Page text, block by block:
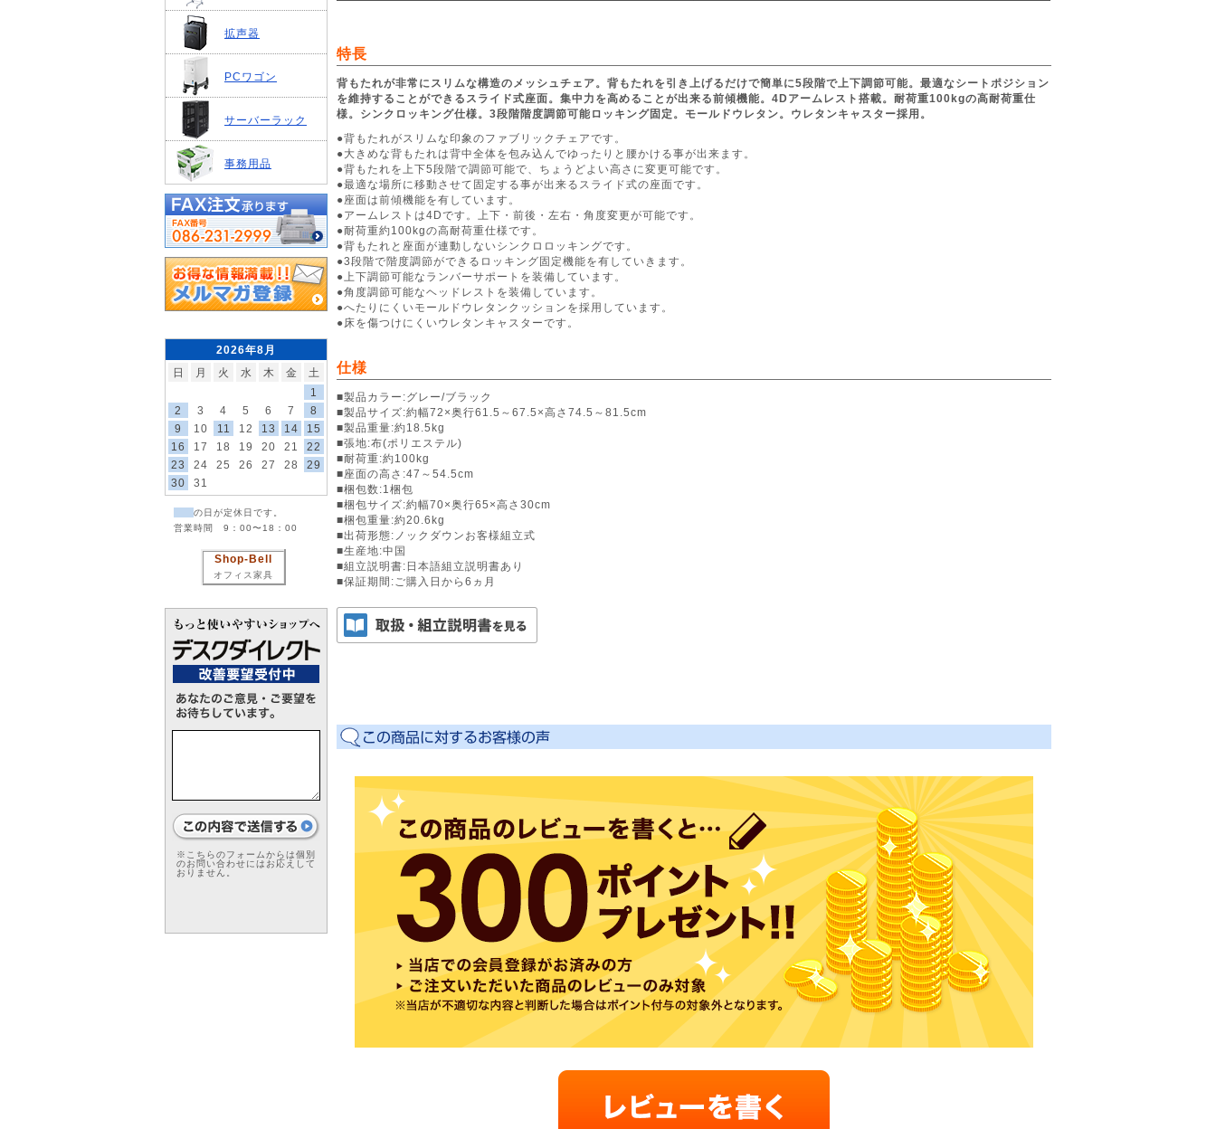
拡声器
PCワゴン
サーバーラック
事務用品
2026年8月
日
月 火 水 木 金
土
1
2
3 4 5 6 7
8
9
10 11 12 13 14
15
16
17 18 19 20 21
22
23
24 25 26 27 28
29
30
31
の日が定休日です。
営業時間 9：00〜18：00
Shop-Bell
オフィス家具
※こちらのフォームからは個別
のお問い合わせにはお応えして
おりません。
特長
背もたれが非常にスリムな構造のメッシュチェア。背もたれを引き上げるだけで簡単に5段階で上下調節可能。最適なシートポジション
を維持することができるスライド式座面。集中力を高めることが出来る前傾機能。4Dアームレスト搭載。耐荷重100kgの高耐荷重仕
様。シンクロッキング仕様。3段階階度調節可能ロッキング固定。モールドウレタン。ウレタンキャスター採用。
●背もたれがスリムな印象のファブリックチェアです。
●大きめな背もたれは背中全体を包み込んでゆったりと腰かける事が出来ます。
●背もたれを上下5段階で調節可能で、ちょうどよい高さに変更可能です。
●最適な場所に移動させて固定する事が出来るスライド式の座面です。
●座面は前傾機能を有しています。
●アームレストは4Dです。上下・前後・左右・角度変更が可能です。
●耐荷重約100kgの高耐荷重仕様です。
●背もたれと座面が連動しないシンクロロッキングです。
●3段階で階度調節ができるロッキング固定機能を有していきます。
●上下調節可能なランバーサポートを装備しています。
●角度調節可能なヘッドレストを装備しています。
●へたりにくいモールドウレタンクッションを採用しています。
●床を傷つけにくいウレタンキャスターです。
仕様
■製品カラー:グレー/ブラック
■製品サイズ:約幅72×奥行61.5～67.5×高さ74.5～81.5cm
■製品重量:約18.5kg
■張地:布(ポリエステル)
■耐荷重:約100kg
■座面の高さ:47～54.5cm
■梱包数:1梱包
■梱包サイズ:約幅70×奥行65×高さ30cm
■梱包重量:約20.6kg
■出荷形態:ノックダウンお客様組立式
■生産地:中国
■組立説明書:日本語組立説明書あり
■保証期間:ご購入日から6ヵ月